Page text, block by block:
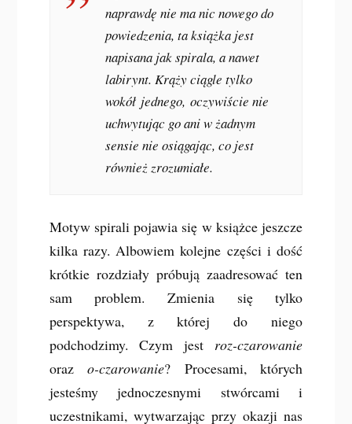
naprawdę nie ma nic nowego do
powiedzenia, ta książka jest
napisana jak spirala, a nawet
labirynt. Krąży ciągle tylko
wokół jednego, oczywiście nie
uchwytując go ani w żadnym
sensie nie osiągając, co jest
również zrozumiałe.
Motyw spirali pojawia się w książce jeszcze
kilka razy. Albowiem kolejne części i dość
krótkie rozdziały próbują zaadresować ten
sam problem. Zmienia się tylko
perspektywa, z której do niego
podchodzimy. Czym jest roz-czarowanie
orazo-czarowanie? Procesami, których
jesteśmy jednoczesnymi stwórcami i
uczestnikami, wytwarzając przy okazji nas